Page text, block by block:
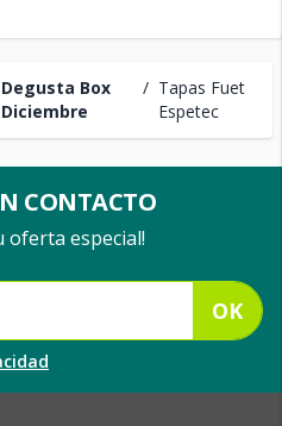
Degusta Box
Diciembre
/ Tapas Fuet
Espetec
CONTACTO
oferta especial!
OK